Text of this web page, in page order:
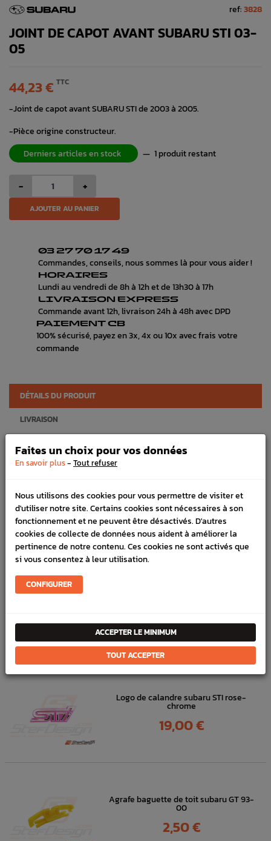
ref:3828
JOINT DE CAPOT AVANT SUBARU STI 03-
05
44,23 € TTC
-Joint de capot avant SUBARU STI de 2003 à 2005.
-Pièce origine constructeur.
Derniers articles en stock
— 1 produit restant
- +
AJOUTER AU PANIER
03 27 70 17 49
Commandes, conseils, nous sommes là pour vous aider !
HORAIRES
Lundi au vendredi de 8h à 12h et de 13h30 à 17h
LIVRAISON EXPRESS
Commande avant 12h, livraison 24h à 48h avec DPD
PAIEMENT CB
100% sécurisé, payez en 3x, 4x ou 10x avec frais votre
commande
DÉTAILS DU PRODUIT
LIVRAISON
SCHÉMA CONSTRUCTEUR
Marque :SUBARU
Référence :3828
En stock :1
FICHE TECHNIQUE
Carrosserie
Pièces origine constructeur
DANSLA MÊME
CATÉGORIE
Logo de calandre subaru STI rose-
chrome
Prix
19,00 €
Agrafe baguette de toit subaru GT 93-
00
Prix
2,50 €
Faites un choix pour vos données
En savoir plus- Tout refuser
Nous utilisons des cookies pour vous permettre de visiter et
d'utiliser notre site. Certains cookies sont nécessaires à son
fonctionnement et ne peuvent être désactivés. D'autres
cookies de collecte de données nous aident à améliorer la
pertinence de notre contenu. Ces cookies ne sont activés que
si vous consentez à leur utilisation.
CONFIGURER
ACCEPTER LE MINIMUM
TOUT ACCEPTER